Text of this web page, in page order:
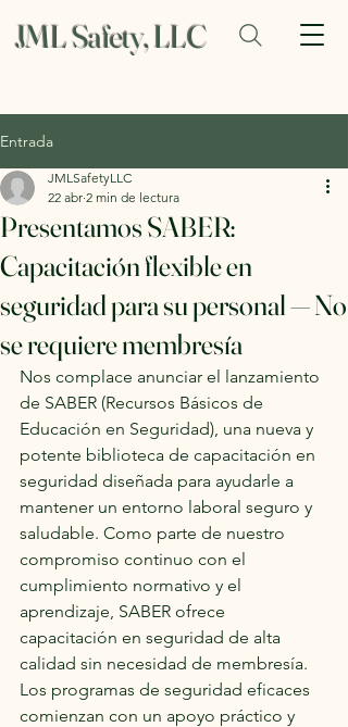
JML Safety, LLC
Entrada
Presentamos SABER:
Capacitación flexible en
seguridad para su personal — No
se requiere membresía
JMLSafetyLLC
22 abr 2 min de lectura
Nos complace anunciar el lanzamiento
de SABER (Recursos Básicos de
Educación en Seguridad), una nueva y
potente biblioteca de capacitación en
seguridad diseñada para ayudarle a
mantener un entorno laboral seguro y
saludable. Como parte de nuestro
compromiso continuo con el
cumplimiento normativo y el
aprendizaje, SABER ofrece
capacitación en seguridad de alta
calidad sin necesidad de membresía.
Los programas de seguridad eficaces
comienzan con un apoyo práctico y